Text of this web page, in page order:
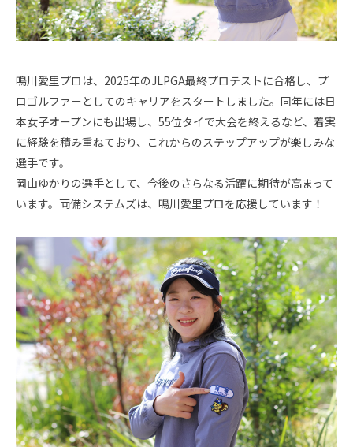
2021年度
＜大嶋 宝＞---------------------------------
----
＜大嶋 港＞---------------------------------
日本ジュニアゴルフ選手権 優勝
鳴川愛里プロは、2025年のJLPGA最終プロテストに合格し、プ
ロゴルファーとしてのキャリアをスタートしました。同年には日
本女子オープンにも出場し、55位タイで大会を終えるなど、着実
に経験を積み重ねており、これからのステップアップが楽しみな
選手です。
岡山ゆかりの選手として、今後のさらなる活躍に期待が高まって
います。両備システムズは、鳴川愛里プロを応援しています！